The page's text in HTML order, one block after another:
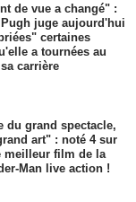
de vue a changé" :
Pugh juge aujourd'hui
certaines
a tournées au
carrière
du grand spectacle,
art" : noté 4 sur
meilleur film de la
Man live action !